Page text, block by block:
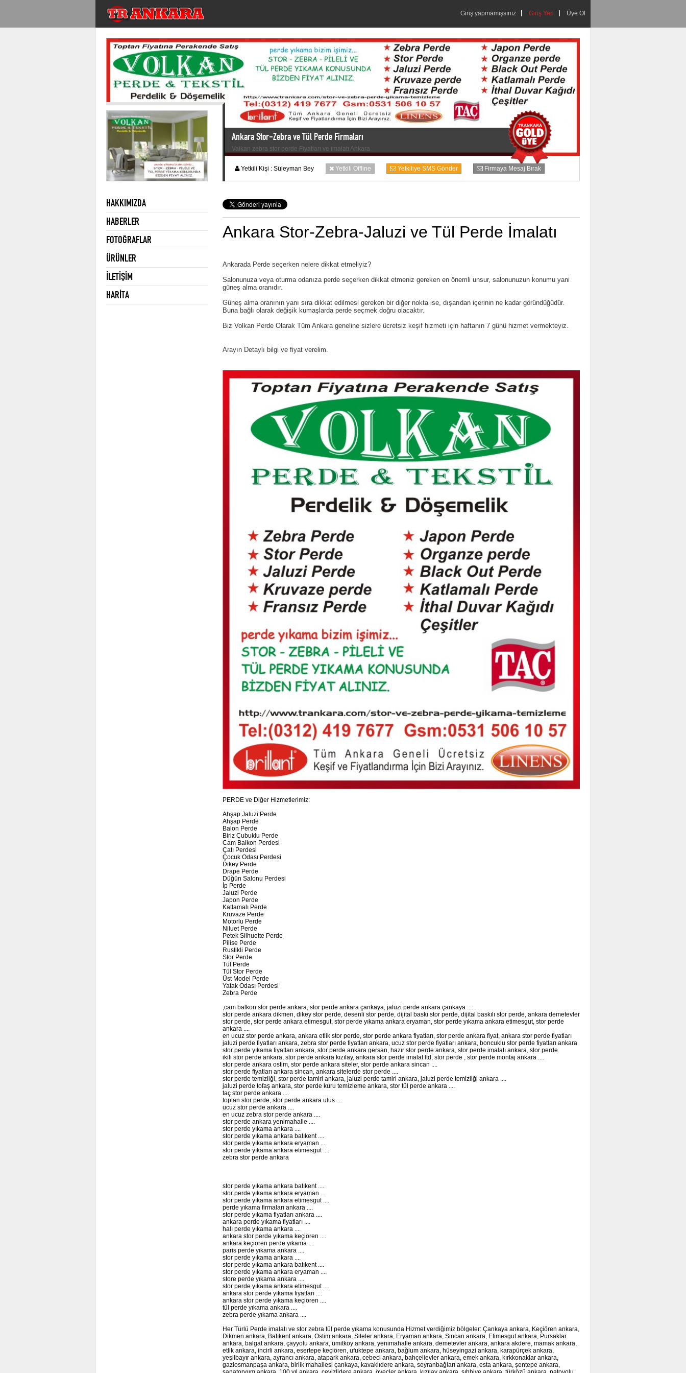
Üye Ol
Giriş Yap
Giriş yapmamışsınız
Ankara Stor-Zebra ve Tül Perde Firmaları
Valkan zebra stor perde Fiyatları ve imalatı Ankara
Yetkili Kişi : Süleyman Bey Yetkili Offline Yetkiliye SMS Gönder Firmaya Mesaj Bırak
HAKKIMIZDA
HABERLER
FOTOĞRAFLAR
ÜRÜNLER
İLETİŞİM
HARİTA
Ankara Stor-Zebra-Jaluzi ve Tül Perde İmalatı
Ankarada Perde seçerken nelere dikkat etmeliyiz?
Salonunuza veya oturma odanıza perde seçerken dikkat etmeniz gereken en önemli unsur, salonunuzun konumu yani
güneş alma oranıdır.
Güneş alma oranının yanı sıra dikkat edilmesi gereken bir diğer nokta ise, dışarıdan içerinin ne kadar göründüğüdür.
Buna bağlı olarak değişik kumaşlarda perde seçmek doğru olacaktır.
Biz Volkan Perde Olarak Tüm Ankara geneline sizlere ücretsiz keşif hizmeti için haftanın 7 günü hizmet vermekteyiz.
Arayın Detaylı bilgi ve fiyat verelim.
PERDE ve Diğer Hizmetlerimiz:
Ahşap Jaluzi Perde
Ahşap Perde
Balon Perde
Biriz Çubuklu Perde
Cam Balkon Perdesi
Çatı Perdesi
Çocuk Odası Perdesi
Dikey Perde
Drape Perde
Düğün Salonu Perdesi
İp Perde
Jaluzi Perde
Japon Perde
Katlamalı Perde
Kruvaze Perde
Motorlu Perde
Niluet Perde
Petek Silhuette Perde
Pilise Perde
Rustikli Perde
Stor Perde
Tül Perde
Tül Stor Perde
Üst Model Perde
Yatak Odası Perdesi
Zebra Perde
,cam balkon stor perde ankara, stor perde ankara çankaya, jaluzi perde ankara çankaya ....
stor perde ankara dikmen, dikey stor perde, desenli stor perde, dijital baskı stor perde, dijital baskılı stor perde, ankara demetevler
stor perde, stor perde ankara etimesgut, stor perde yıkama ankara eryaman, stor perde yıkama ankara etimesgut, stor perde
ankara ....
en ucuz stor perde ankara, ankara etlik stor perde, stor perde ankara fiyatları, stor perde ankara fiyat, ankara stor perde fiyatları
jaluzi perde fiyatları ankara, zebra stor perde fiyatları ankara, ucuz stor perde fiyatları ankara, boncuklu stor perde fiyatları ankara
stor perde yıkama fiyatları ankara, stor perde ankara gersan, hazır stor perde ankara, stor perde imalatı ankara, stor perde
ikili stor perde ankara, stor perde ankara kızılay, ankara stor perde imalat ltd, stor perde , stor perde montaj ankara ....
stor perde ankara ostim, stor perde ankara siteler, stor perde ankara sincan ....
stor perde fiyatları ankara sincan, ankara sitelerde stor perde ....
stor perde temizliği, stor perde tamiri ankara, jaluzi perde tamiri ankara, jaluzi perde temizliği ankara ....
jaluzi perde tofaş ankara, stor perde kuru temizleme ankara, stor tül perde ankara ....
taç stor perde ankara ....
toptan stor perde, stor perde ankara ulus ....
ucuz stor perde ankara ....
en ucuz zebra stor perde ankara ....
stor perde ankara yenimahalle ....
stor perde yıkama ankara ....
stor perde yıkama ankara batıkent ....
stor perde yıkama ankara eryaman ....
stor perde yıkama ankara etimesgut ....
zebra stor perde ankara
stor perde yıkama ankara batıkent ....
stor perde yıkama ankara eryaman ....
stor perde yıkama ankara etimesgut ....
perde yıkama firmaları ankara ....
stor perde yıkama fiyatları ankara ....
ankara perde yıkama fiyatları ....
halı perde yıkama ankara ....
ankara stor perde yıkama keçiören ....
ankara keçiören perde yıkama ....
paris perde yıkama ankara ....
stor perde yıkama ankara ....
stor perde yıkama ankara batıkent ....
stor perde yıkama ankara eryaman ....
store perde yıkama ankara ....
stor perde yıkama ankara etimesgut ....
ankara stor perde yıkama fiyatları ....
ankara stor perde yıkama keçiören ....
tül perde yıkama ankara ....
zebra perde yıkama ankara ....
Her Türlü Perde imalatı ve stor zebra tül perde yıkama konusunda Hizmet verdiğimiz bölgeler: Çankaya ankara, Keçiören ankara,
Dikmen ankara, Batıkent ankara, Ostim ankara, Siteler ankara, Eryaman ankara, Sincan ankara, Etimesgut ankara, Pursaklar
ankara, balgat ankara, çayyolu ankara, ümitköy ankara, yenimahalle ankara, demetevler ankara, ankara akdere, mamak ankara,
etlik ankara, incirli ankara, esertepe keçiören, ufuktepe ankara, bağlum ankara, hüseyingazi ankara, karapürçek ankara,
yeşilbayır ankara, ayrancı ankara, atapark ankara, cebeci ankara, bahçelievler ankara, emek ankara, kırkkonaklar ankara,
gaziosmanpaşa ankara, birlik mahallesi çankaya, kavaklıdere ankara, seyranbağları ankara, esta ankara, şentepe ankara,